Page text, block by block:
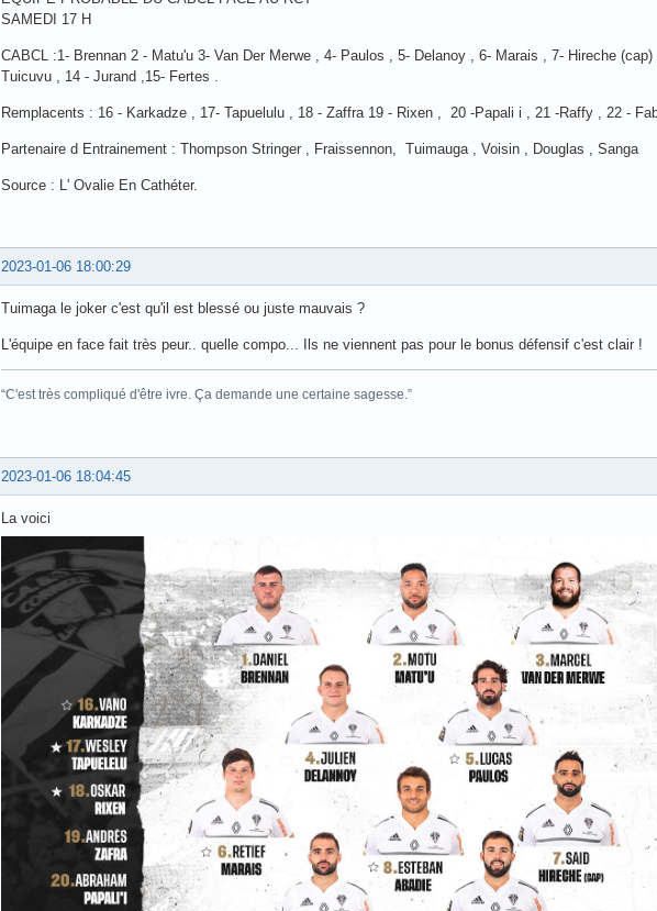
SAMEDI 17 H
CABCL :1- Brennan 2 - Matu'u 3- Van Der Merwe , 4- Paulos , 5- Delanoy , 6- Marais , 7- Hireche
Tuicuvu , 14 - Jurand ,15- Fertes .
Remplacents : 16 - Karkadze , 17- Tapuelulu , 18 - Zaffra 19 - Rixen , 20 -Papali i , 21 -Raffy , 22 -
Partenaire d Entrainement : Thompson Stringer , Fraissennon, Tuimauga , Voisin , Douglas , Sanga
Source : L' Ovalie En Cathéter.
2023-01-06 18:00:29
Tuimaga le joker c'est qu'il est blessé ou juste mauvais ?
L'équipe en face fait très peur.. quelle compo... Ils ne viennent pas pour le bonus défensif c'est clair !
“C'est très compliqué d'être ivre. Ça demande une certaine sagesse.”
2023-01-06 18:04:45
La voici